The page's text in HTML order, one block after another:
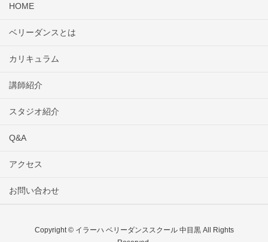
HOME
ベリーダンスとは
カリキュラム
講師紹介
スタジオ紹介
Q&A
アクセス
お問い合わせ
Copyright © イラーハ ベリーダンススクール 中目黒 All Rights